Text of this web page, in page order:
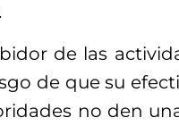
de las
de que su
no den